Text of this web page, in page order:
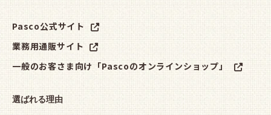
Pasco公式サイト
業務用通販サイト
一般のお客さま向け「Pascoのオンラインショップ」
選ばれる理由